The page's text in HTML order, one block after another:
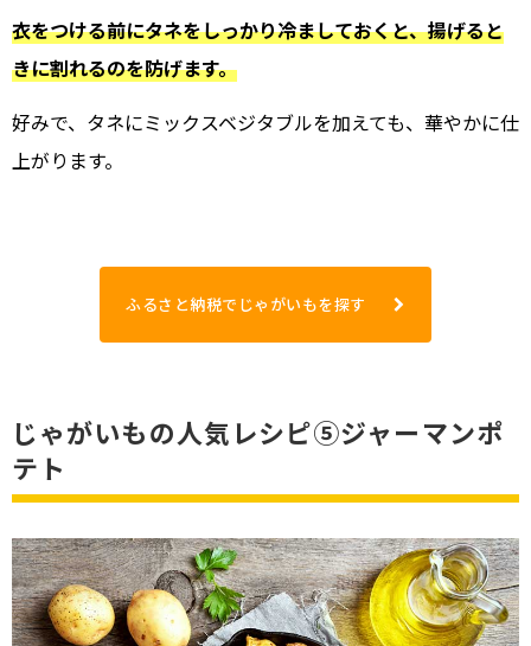
衣をつける前にタネをしっかり冷ましておくと、揚げると
きに割れるのを防げます。
好みで、タネにミックスベジタブルを加えても、華やかに仕
上がります。
ふるさと納税でじゃがいもを探す
じゃがいもの人気レシピ⑤ジャーマンポ
テト